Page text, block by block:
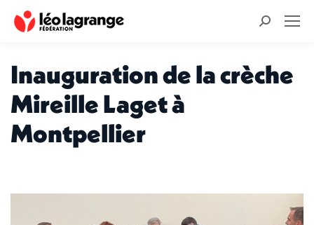
Recherche
Inauguration de la crèche
Mireille Laget à
Montpellier